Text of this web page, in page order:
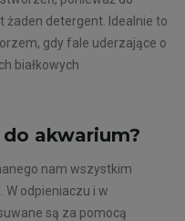
detergent. Idealnie to
gdy fale uderzające o
białkowych
akwarium?
nam wszystkim
odpieniaczu i w
są za pomocą